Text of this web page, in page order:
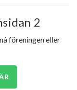
2
föreningen eller